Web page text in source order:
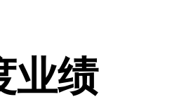
业绩